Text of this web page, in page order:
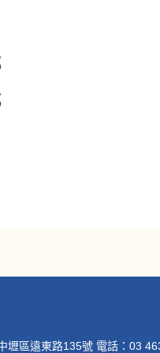
壢區遠東路135號 電話：03